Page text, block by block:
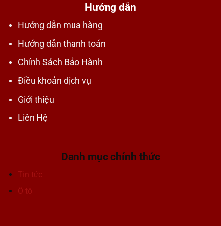
Hướng dẫn
Hướng dẫn mua hàng
Hướng dẫn thanh toán
Chính Sách Bảo Hành
Điều khoản dịch vụ
Giới thiệu
Liên Hệ
Danh mục chính thức
Tin tức
Ô tô